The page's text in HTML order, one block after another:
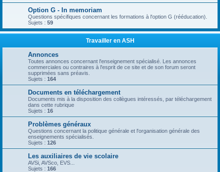
Option G - In memoriam
Questions spécifiques concernant les formations à l'option G (rééducation).
Sujets : 59
Travailler en ASH
Annonces
Toutes annonces concernant l'enseignement spécialisé. Les annonces
commerciales ou contraires à l'esprit de ce site et de son forum seront
supprimées sans préavis.
Sujets : 164
Documents en téléchargement
Documents mis à la disposition des collègues intéressés, par téléchargement
dans cette rubrique
Sujets : 16
Problèmes généraux
Questions concernant la politique générale et l'organisation générale des
enseignements spécialisés.
Sujets : 126
Les auxiliaires de vie scolaire
AVSi, AVSco, EVS...
Sujets : 166